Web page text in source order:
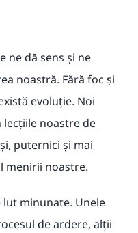
ne dă sens și ne
noastră. Fără foc și
evoluție. Noi
lecțiile noastre de
puternici și mai
menirii noastre.
minunate. Unele
de ardere, alții